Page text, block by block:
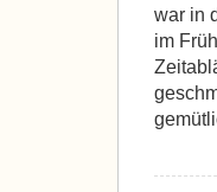
war in
im